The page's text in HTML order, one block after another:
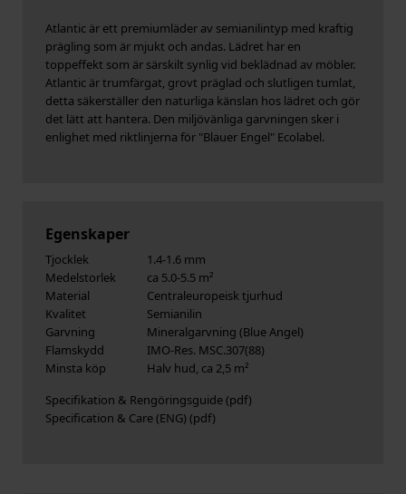
Atlantic är ett premiumläder av semianilintyp med kraftig
prägling som är mjukt och andas. Lädret har en
toppeffekt som är särskilt synlig vid beklädnad av möbler.
Atlantic är trumfärgat, grovt präglad och slutligen tumlat,
detta säkerställer den naturliga känslan hos lädret och gör
det lätt att hantera. Den miljövänliga garvningen sker i
enlighet med riktlinjerna för "Blauer Engel" Ecolabel.
Egenskaper
Tjocklek
1.4-1.6 mm
Medelstorlek
ca 5.0-5.5 m²
Material
Centraleuropeisk tjurhud
Kvalitet
Semianilin
Garvning
Mineralgarvning (Blue Angel)
Flamskydd
IMO-Res. MSC.307(88)
Minsta köp
Halv hud, ca 2,5 m²
Specifikation & Rengöringsguide
Specification & Care (ENG)